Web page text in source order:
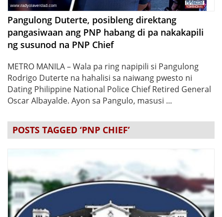
Pangulong Duterte, posibleng direktang
pangasiwaan ang PNP habang di pa nakakapili
ng susunod na PNP Chief
METRO MANILA – Wala pa ring napipili si Pangulong
Rodrigo Duterte na hahalisi sa naiwang pwesto ni
Dating Philippine National Police Chief Retired General
Oscar Albayalde. Ayon sa Pangulo, masusi ...
POSTS TAGGED ‘PNP CHIEF’